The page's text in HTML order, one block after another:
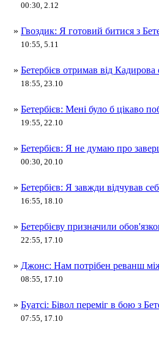
00:30, 2.12
» Гвоздик: Я готовий битися з
10:55, 5.11
» Бетербієв отримав від Кадирова
18:55, 23.10
» Бетербієв: Мені було б цікаво
19:55, 22.10
» Бетербієв: Я не думаю про
00:30, 20.10
» Бетербієв: Я завжди відчував
16:55, 18.10
» Бетербієву призначили
22:55, 17.10
» Джонс: Нам потрібен реванш
08:55, 17.10
» Буатсі: Бівол переміг в бою з
07:55, 17.10